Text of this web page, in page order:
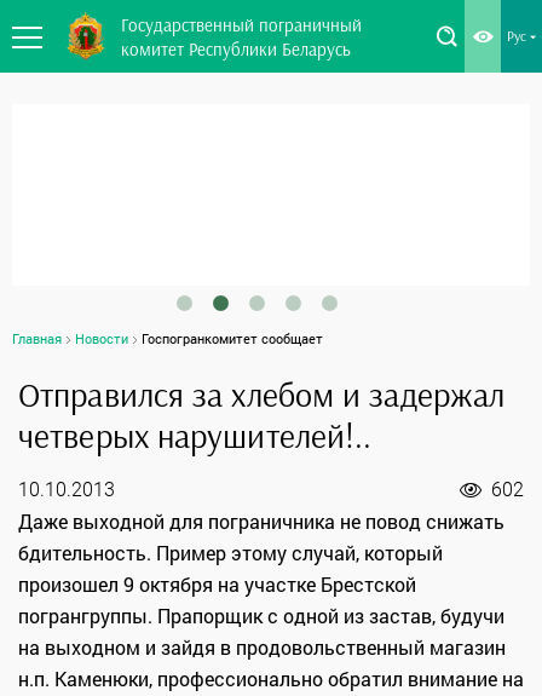
Государственный пограничный
комитет Республики Беларусь
Рус
Главная Новости Госпогранкомитет сообщает
Отправился за хлебом и задержал
четверых нарушителей!..
10.10.2013 602
Даже выходной для пограничника не повод снижать
бдительность. Пример этому случай, который
произошел 9 октября на участке Брестской
погрангруппы. Прапорщик с одной из застав, будучи
на выходном и зайдя в продовольственный магазин
н.п. Каменюки, профессионально обратил внимание на